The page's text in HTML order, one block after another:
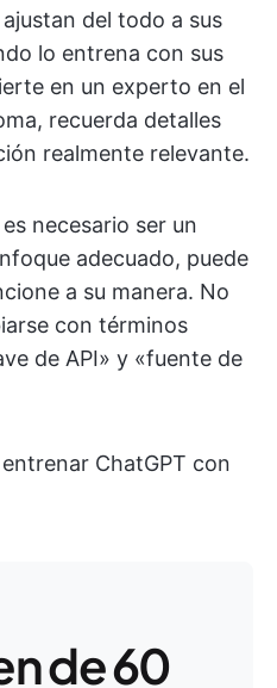
del todo a sus
lo entrena con sus
en un experto en el
recuerda detalles
realmente relevante.
necesario ser un
adecuado, puede
a su manera. No
con términos
de API» y «fuente de
ChatGPT con
de 60